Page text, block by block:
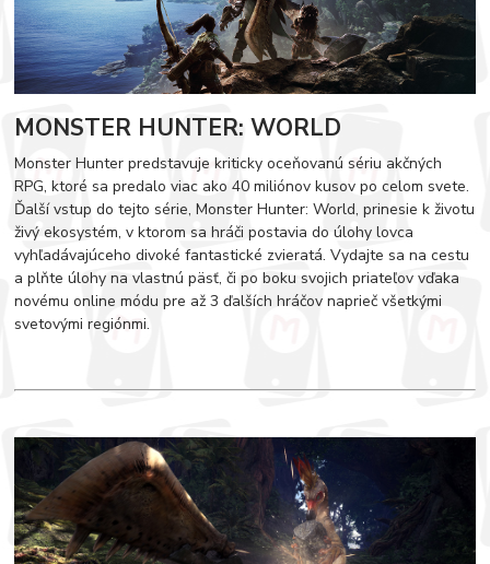
MONSTER HUNTER: WORLD
Monster Hunter predstavuje kriticky oceňovanú sériu akčných
RPG, ktoré sa predalo viac ako 40 miliónov kusov po celom svete.
Ďalší vstup do tejto série, Monster Hunter: World, prinesie k životu
živý ekosystém, v ktorom sa hráči postavia do úlohy lovca
vyhľadávajúceho divoké fantastické zvieratá. Vydajte sa na cestu
a plňte úlohy na vlastnú päsť, či po boku svojich priateľov vďaka
novému online módu pre až 3 ďalších hráčov naprieč všetkými
svetovými regiónmi.